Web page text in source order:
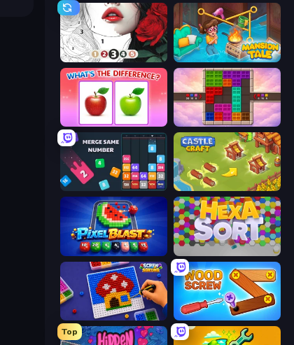
Numicolor Mansion Tale: Merge Secrets
What's The Difference? Color Cube Puzzle
Drop & Merge the Numbers Castle Craft
Pixel Blast
Screw Sorting Wood Screw: Bolts Puzzle
Top